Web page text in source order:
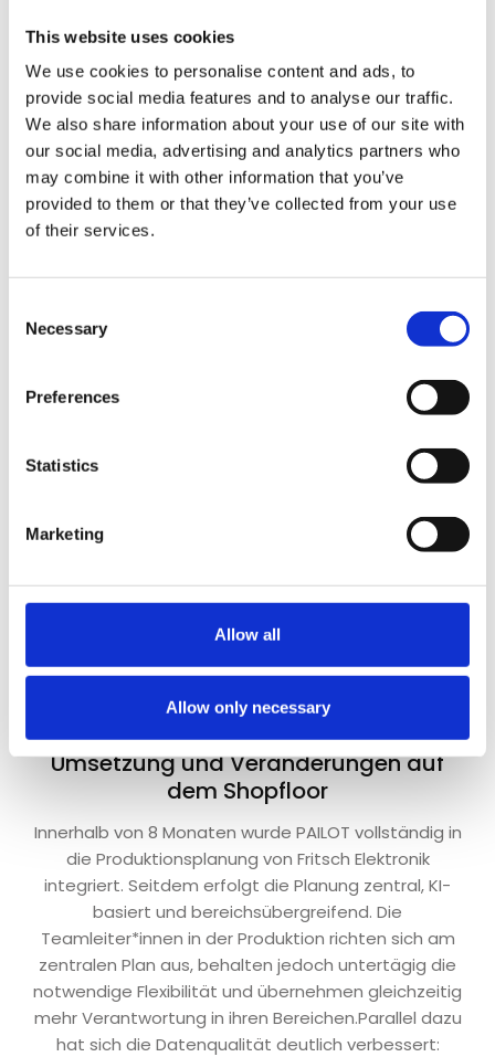
This website uses cookies
We use cookies to personalise content and ads, to
provide social media features and to analyse our traffic.
We also share information about your use of our site with
our social media, advertising and analytics partners who
may combine it with other information that you’ve
provided to them or that they’ve collected from your use
of their services.
Selection
Necessary
Preferences
Statistics
Marketing
Allow all
Allow only necessary
Veränderungen im operativen Alltag zu reagieren.
operativer Flexibilität zu verlieren und gleichzeitig
den Umsatz zu steigern, ohne zusätzliche
Ressourcen einsetzen zu müssen.
Umsetzung und Veränderungen auf
dem Shopfloor
Innerhalb von 8 Monaten wurde PAILOT vollständig in
die Produktionsplanung von Fritsch Elektronik
integriert. Seitdem erfolgt die Planung zentral, KI-
basiert und bereichsübergreifend. Die
Teamleiter*innen in der Produktion richten sich am
zentralen Plan aus, behalten jedoch untertägig die
notwendige Flexibilität und übernehmen gleichzeitig
mehr Verantwortung in ihren Bereichen.Parallel dazu
hat sich die Datenqualität deutlich verbessert: